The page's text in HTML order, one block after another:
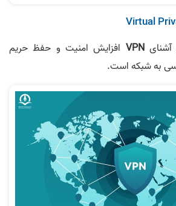
Virtual
آشنایVPN افزایش امنیت و حفظ حریم
به شبکه است.